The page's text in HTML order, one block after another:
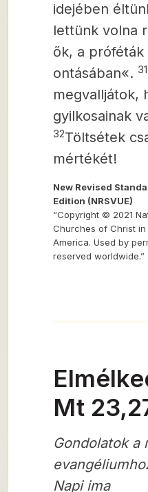
idejében
lettünk volna
ők, a próféták
ontásában«. 31
megvalljátok,
gyilkosainak
32Töltsétek
mértékét!
New Revised
Edition (NRSVUE)
“Copyright © 2021
Churches of Christ
America. Used by
reserved worldwide.”
Mt
Gondolatok a
Napi ima